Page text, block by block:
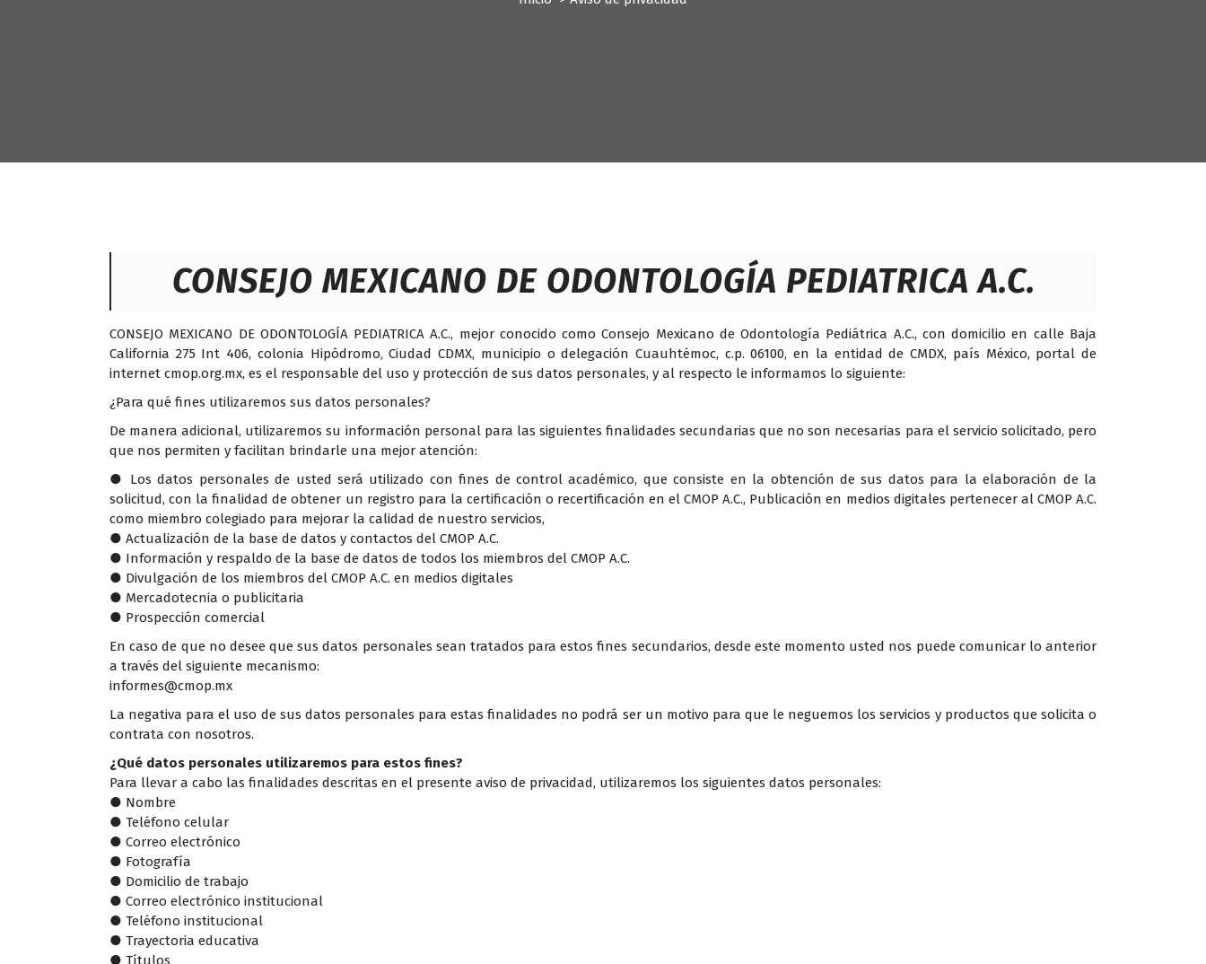
CONSEJO MEXICANO DE ODONTOLOGÍA PEDIATRICA A.C.
CONSEJO MEXICANO DE ODONTOLOGÍA PEDIATRICA A.C., mejor conocido como Consejo Mexicano de Odontología Pediátrica A.C., con domicilio en calle Baja
California 275 Int 406, colonia Hipódromo, Ciudad CDMX, municipio o delegación Cuauhtémoc, c.p. 06100, en la entidad de CMDX, país México, portal de
internet cmop.org.mx, es el responsable del uso y protección de sus datos personales, y al respecto le informamos lo siguiente:
¿Para qué fines utilizaremos sus datos personales?
De manera adicional, utilizaremos su información personal para las siguientes finalidades secundarias que no son necesarias para el servicio solicitado, pero
que nos permiten y facilitan brindarle una mejor atención:
● Los datos personales de usted será utilizado con fines de control académico, que consiste en la obtención de sus datos para la elaboración de la
solicitud, con la finalidad de obtener un registro para la certificación o recertificación en el CMOP A.C., Publicación en medios digitales pertenecer al CMOP A.C.
como miembro colegiado para mejorar la calidad de nuestro servicios,
● Actualización de la base de datos y contactos del CMOP A.C.
● Información y respaldo de la base de datos de todos los miembros del CMOP A.C.
● Divulgación de los miembros del CMOP A.C. en medios digitales
● Mercadotecnia o publicitaria
● Prospección comercial
En caso de que no desee que sus datos personales sean tratados para estos fines secundarios, desde este momento usted nos puede comunicar lo anterior
a través del siguiente mecanismo:
informes@cmop.mx
La negativa para el uso de sus datos personales para estas finalidades no podrá ser un motivo para que le neguemos los servicios y productos que solicita o
contrata con nosotros.
¿Qué datos personales utilizaremos para estos fines?
Para llevar a cabo las finalidades descritas en el presente aviso de privacidad, utilizaremos los siguientes datos personales:
● Nombre
● Teléfono celular
● Correo electrónico
● Fotografía
● Domicilio de trabajo
● Correo electrónico institucional
● Teléfono institucional
● Trayectoria educativa
● Títulos